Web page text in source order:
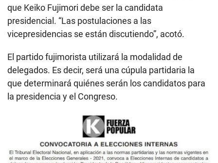
que Keiko Fujimori debe ser la candidata
presidencial. “Las postulaciones a las
vicepresidencias se están discutiendo”, acotó.
El partido fujimorista utilizará la modalidad de
delegados. Es decir, será una cúpula partidaria la
que determinará quiénes serán los candidatos para
la presidencia y el Congreso.